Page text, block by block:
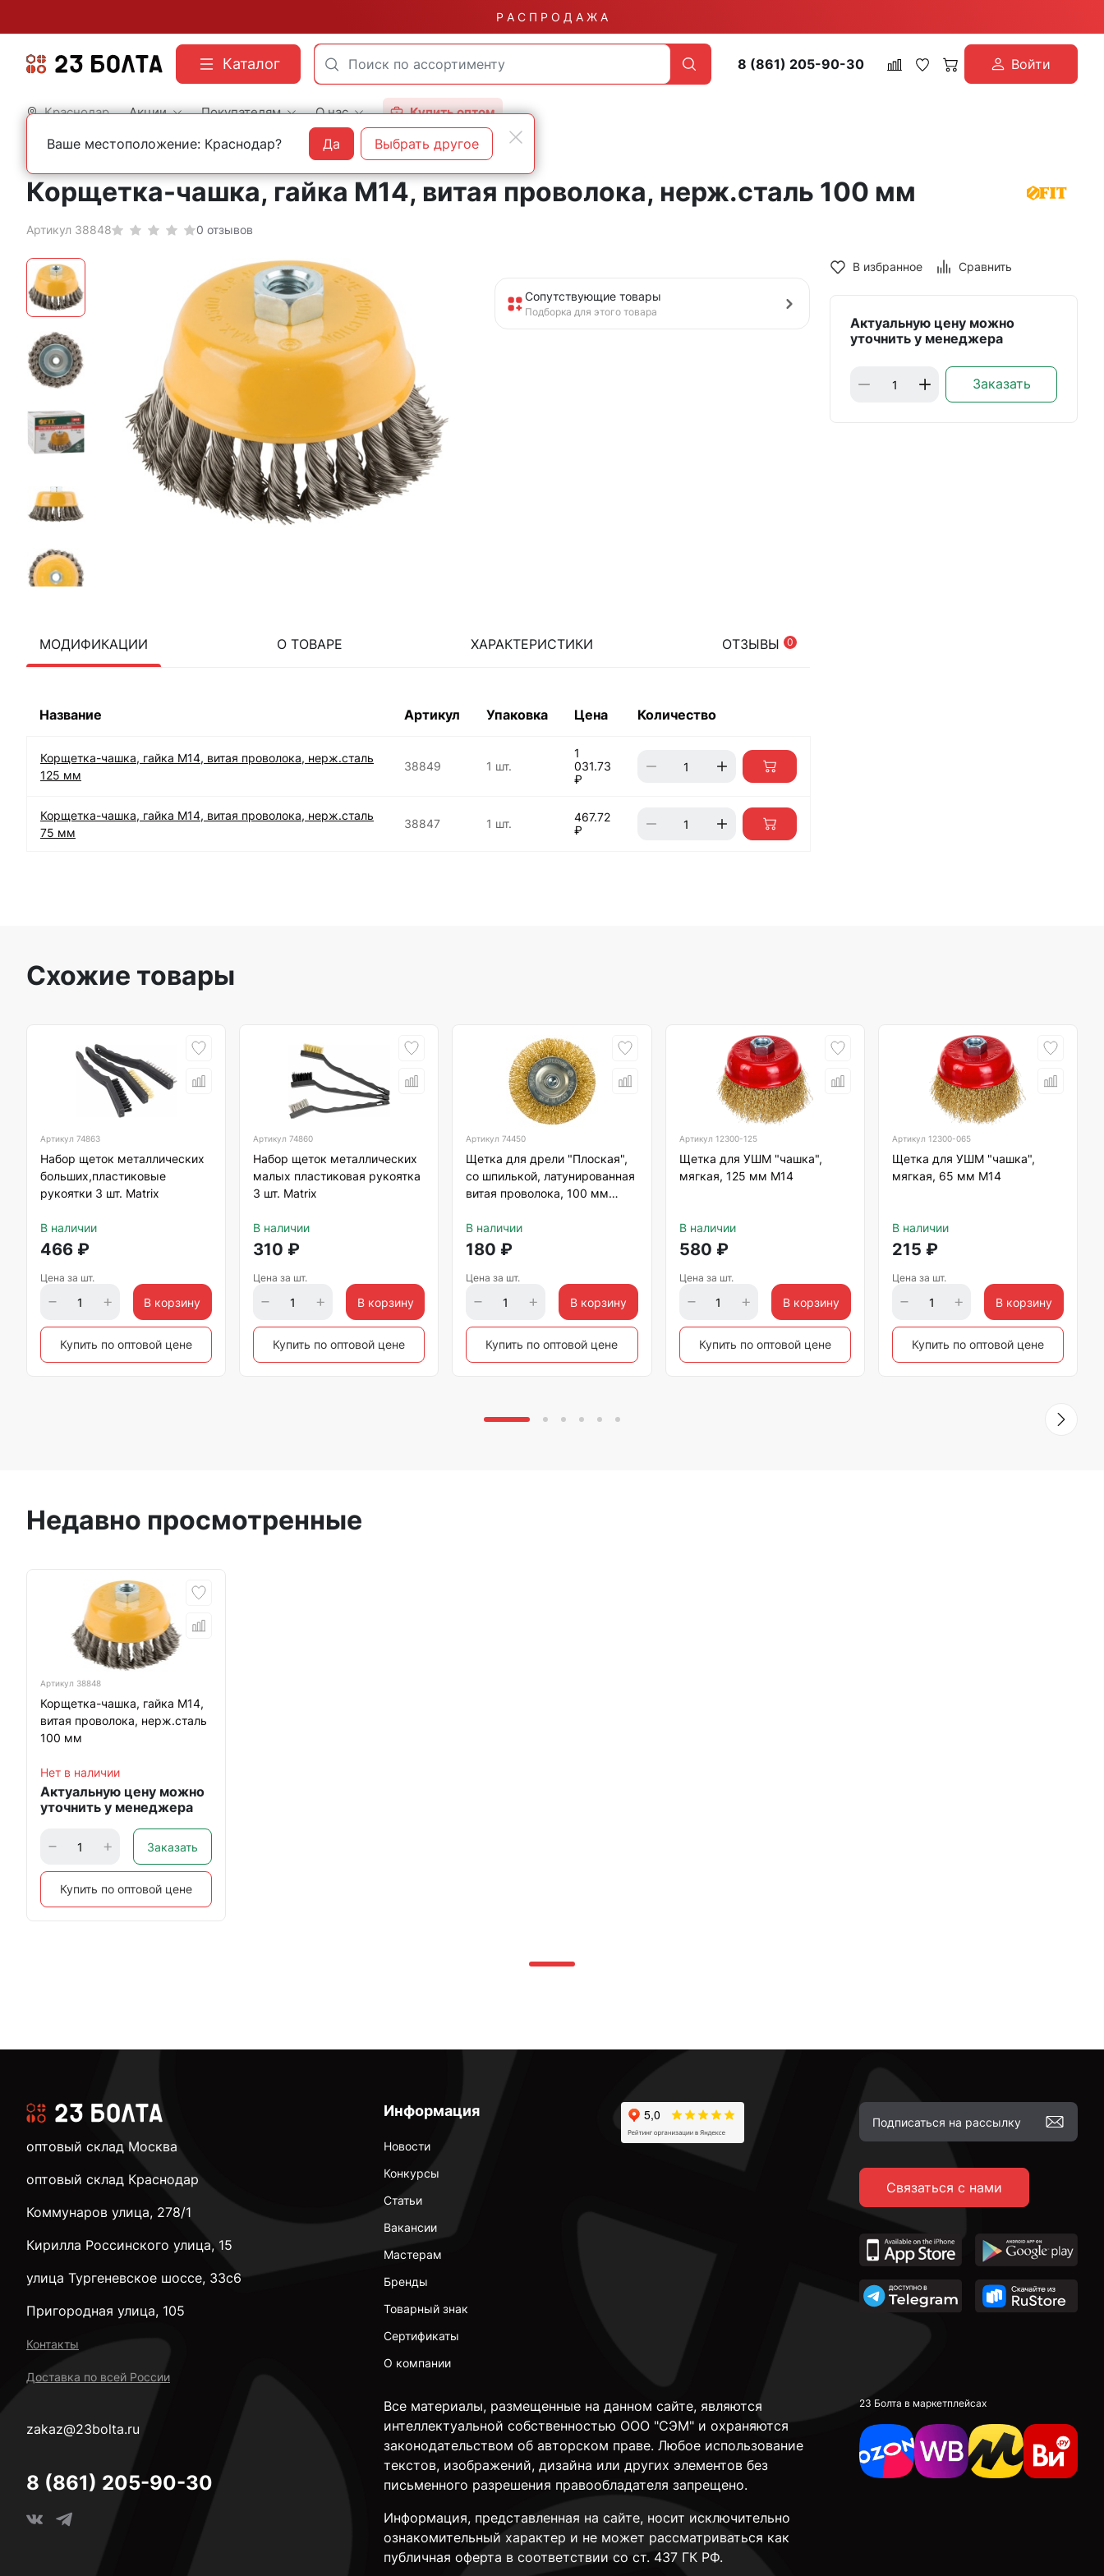
Р А С П Р О Д А Ж А
Каталог 8 (861) 205-90-30 Войти
Краснодар Акции Покупателям О нас Купить оптом
Главная Оснастка Корщетки и щетки
Корщетка-чашка, гайка М14, витая проволока, нерж.сталь 100 мм
Артикул 38848 0 отзывов
Сопутствующие товары
Подборка для этого товара
МОДИФИКАЦИИ О ТОВАРЕ ХАРАКТЕРИСТИКИ ОТЗЫВЫ 0
Название Артикул Упаковка Цена Количество
Корщетка-чашка, гайка М14, витая проволока, нерж.сталь
125 мм
38849 1 шт.
1
031.73
₽
Корщетка-чашка, гайка М14, витая проволока, нерж.сталь
75 мм
38847 1 шт.
467.72
₽
В избранное Сравнить
Актуальную цену можно
уточнить у менеджера
Заказать
Схожие товары
Артикул 74863
Набор щеток металлических
больших,пластиковые
рукоятки 3 шт. Matrix
В наличии
466 ₽
Цена за шт.
В корзину
Купить по оптовой цене
Артикул74860
Набор щеток металлических
малых пластиковая рукоятка
3 шт. Matrix
В наличии
310 ₽
Цена за шт.
В корзину
Купить по оптовой цене
Артикул74450
Щетка для дрели "Плоская",
со шпилькой, латунированная
витая проволока, 100 мм
В наличии
180 ₽
Цена за шт.
В корзину
Купить по оптовой цене
Артикул 12300-125
Щетка для УШМ "чашка",
мягкая, 125 мм М14
В наличии
580 ₽
Цена за шт.
В корзину
Купить по оптовой цене
Артикул 12300-065
Щетка для УШМ "чашка",
мягкая, 65 мм М14
В наличии
215 ₽
Цена за шт.
В корзину
Купить по оптовой цене
Недавно просмотренные
Артикул 38848
Корщетка-чашка, гайка М14,
витая проволока, нерж.сталь
100 мм
Нет в наличии
Актуальную цену можно
уточнить у менеджера
Заказать
Купить по оптовой цене
Информация
Новости
Конкурсы
Статьи
Вакансии
Мастерам
Бренды
Товарный знак
Сертификаты
О компании
Связаться с нами
Все материалы, размещенные на данном сайте, являются
интеллектуальной собственностью ООО "СЭМ" и охраняются
законодательством об авторском праве. Любое использование
текстов, изображений, дизайна или других элементов без
письменного разрешения правообладателя запрещено.
Информация, представленная на сайте, носит исключительно
ознакомительный характер и не может рассматриваться как
публичная оферта в соответствии со ст. 437 ГК РФ.
23 Болта в маркетплейсах
оптовый склад Москва
оптовый склад Краснодар
Коммунаров улица, 278/1
Кирилла Россинского улица, 15
улица Тургеневское шоссе, 33с6
Пригородная улица, 105
Контакты
Доставка по всей России
zakaz@23bolta.ru
8 (861) 205-90-30
Ваше местоположение: Краснодар? Да Выбрать другое